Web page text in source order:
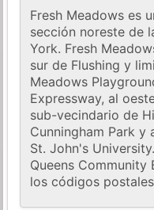
Fresh Meadows es
sección noreste de
York. Fresh
sur de Flushing y
Meadows
Expressway, al
sub-vecindario de
Cunningham Park y
St. John's
Queens
los códigos